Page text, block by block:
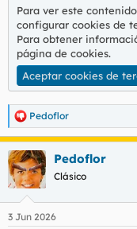
d
e
l
t
e
m
a
i
c
i
o
Para ver este
configurar cookies de
Para obtener
página de cookies.
Aceptar cookies de
R
e
a
c
c
i
e
Pedoflor
Pedoflor
Clásico
3 Jun 2026